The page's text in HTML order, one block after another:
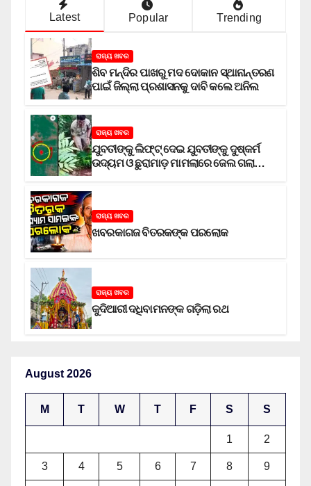
Latest Popular Trending
ରାଜ୍ୟ ଖବର
ଶିବ ମନ୍ଦିର ପାଖରୁ ମଦ ଦୋକାନ ସ୍ଥାନାନ୍ତରଣ
ପାଇଁ ଜିଲ୍ଲା ପ୍ରଶାସନକୁ ଦାବି କଲେ ଅନିଲ
ରାଜ୍ୟ ଖବର
ଯୁବତୀଙ୍କୁ ଲିଫ୍‌ଟ୍‌ ଦେଇ ଯୁବତୀଙ୍କୁ ଦୁଷ୍କର୍ମ
ଉଦ୍ୟମ ଓ ଛୁରାମାଡ଼ ମାମଲାରେ ଜେଲ ଗଲା
ରାଜ୍ୟ ଖବର
ଖବରକାଗଜ ବିତରକଙ୍କ ପରଲୋକ
ରାଜ୍ୟ ଖବର
କୁଦିଆରୀ ଦଧିବାମନଙ୍କ ଗଡ଼ିଲା ରଥ
August 2026
M T W T F S S
1 2
3 4 5 6 7 8 9